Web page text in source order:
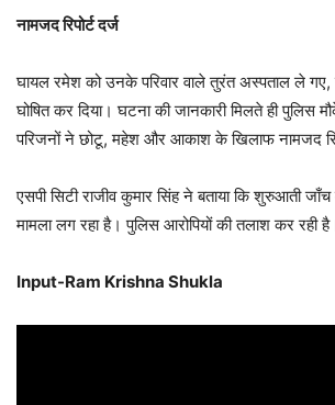
नामजद रिपोर्ट दर्ज
घायल रमेश को उनके परिवार वाले तुरंत अस्पताल ले गए,
घोषित कर दिया। घटना की जानकारी मिलते ही पुलिस
परिजनों ने छोटू, महेश और आकाश के खिलाफ नामजद
एसपी सिटी राजीव कुमार सिंह ने बताया कि शुरुआती
मामला लग रहा है। पुलिस आरोपियों की तलाश कर रही
Input-Ram Krishna Shukla